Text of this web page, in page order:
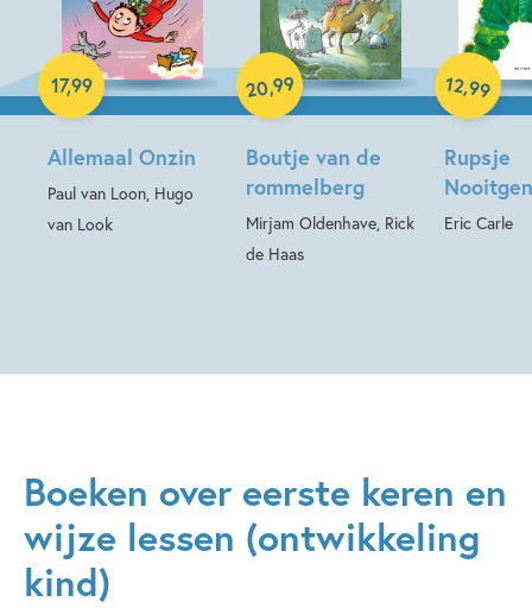
Allemaal Onzin
Paul van Loon, Hugo
van Look
17,99
Hardcover
Boutje van de
rommelberg
Mirjam Oldenhave, Rick
de Haas
20,99
Hardcover
Rupsje
Eric Carle
12,99
Hardcover
Boeken over eerste keren en
wijze lessen (ontwikkeling
kind)